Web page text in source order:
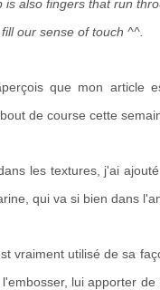
is also fingers that run
our sense of touch ^^.
que mon article
de course cette
les textures, j'ai
qui va si bien dans
vraiment utilisé de sa
lui apporter